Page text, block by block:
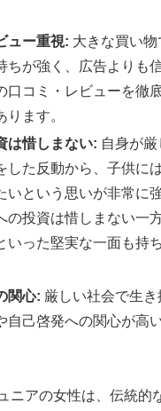
ュー重視: 大きな買い
ちが強く、広告よりも
口コミ・レビューを徹
ります。
は惜しまない: 自身が
した反動から、子供に
いという思いが非常に
の投資は惜しまない一
いった堅実な一面も持
関心: 厳しい社会で生
自己啓発への関心が高
ニアの女性は、伝統的